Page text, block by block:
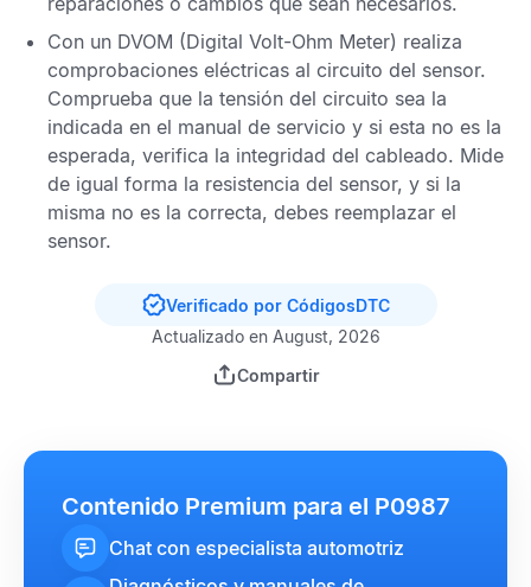
Con un DVOM (Digital Volt-Ohm Meter) realiza
comprobaciones eléctricas al circuito del sensor.
Comprueba que la tensión del circuito sea la
indicada en el manual de servicio y si esta no es la
esperada, verifica la integridad del cableado. Mide
de igual forma la resistencia del sensor, y si la
misma no es la correcta, debes reemplazar el
sensor.
Verificado por CódigosDTC
Actualizado en August, 2026
Compartir
Contenido Premium para el P0987
Chat con especialista automotriz